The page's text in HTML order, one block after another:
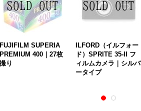
FUJIFILM SUPERIA
PREMIUM 400｜27枚
撮り
ILFORD（イルフォー
ド）SPRITE 35-II フ
ィルムカメラ｜シルバ
ータイプ